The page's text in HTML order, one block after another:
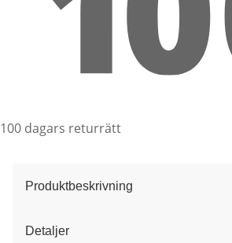
100 dagars returrätt
Produktbeskrivning
Detaljer